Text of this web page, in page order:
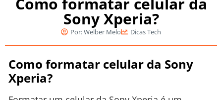
Sony Xperia?
Por:Welber Melo Dicas Tech
Como formatar celular da Sony
Xperia?